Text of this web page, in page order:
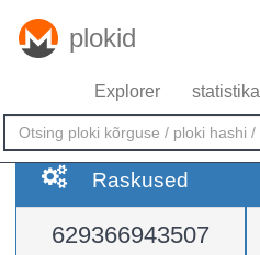
plokid
Explorer statistika
Raskused
629366943507